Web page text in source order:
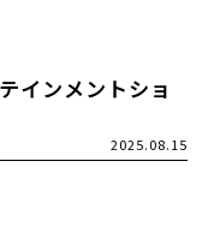
インメントショ
2025.08.15